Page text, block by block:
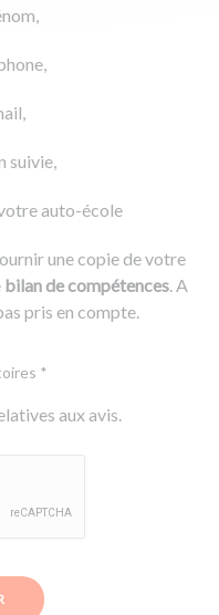
suivie,
auto-école
une copie de votre
bilan de compétences. A
pris en compte.
*
aux avis.